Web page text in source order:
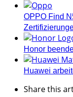
OPPO Find
Honor
Huawei
Sharethis